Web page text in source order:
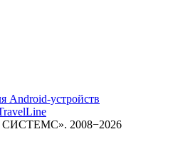
2008−2026